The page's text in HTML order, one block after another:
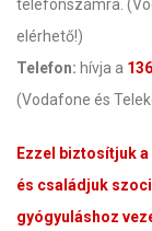
telefonszámra.
elérhető!)
Telefon: hívja a
(Vodafone és
Ezzel biztosítjuk
és családjuk
gyógyuláshoz